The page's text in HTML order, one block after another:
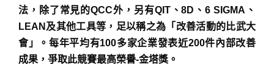
法，除了常見的QCC外，另有QIT、8D、6 SIGMA、
LEAN及其他工具等，足以稱之為「改善活動的比武大
會」。每年平均有100多家企業發表近200件內部改善
成果，爭取此競賽最高榮譽-金塔獎。